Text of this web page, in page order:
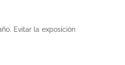
Evitar la exposición